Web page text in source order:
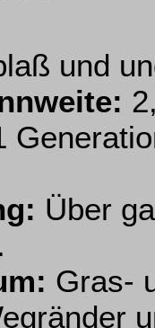
und
Über
Gras-